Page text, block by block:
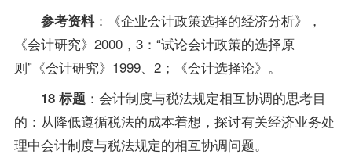
参考资料：《企业会计政策选择的经济分析》，
《会计研究》2000，3：“试论会计政策的选择原
则”《会计研究》1999、2；《会计选择论》。
18 标题：会计制度与税法规定相互协调的思考目
的：从降低遵循税法的成本着想，探讨有关经济业务处
理中会计制度与税法规定的相互协调问题。